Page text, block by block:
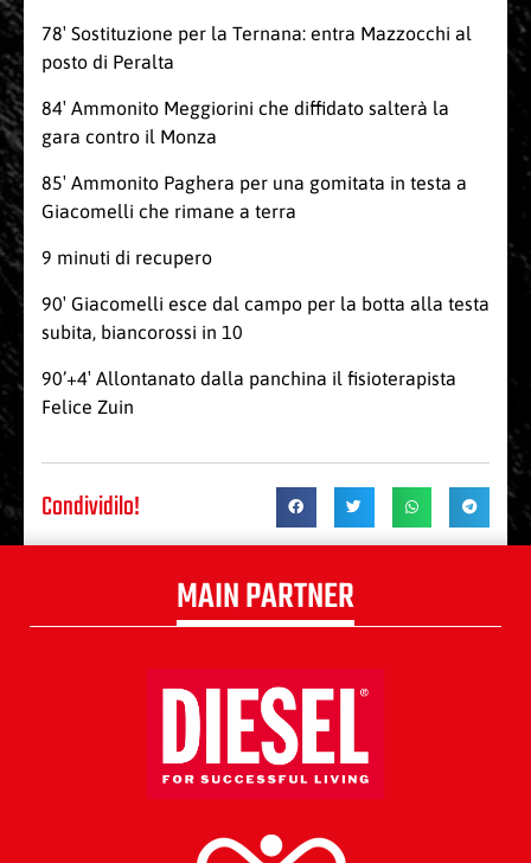
78′ Sostituzione per la Ternana: entra Mazzocchi al
posto di Peralta
84′ Ammonito Meggiorini che diffidato salterà la
gara contro il Monza
85′ Ammonito Paghera per una gomitata in testa a
Giacomelli che rimane a terra
9 minuti di recupero
90′ Giacomelli esce dal campo per la botta alla testa
subita, biancorossi in 10
90’+4′ Allontanato dalla panchina il fisioterapista
Felice Zuin
Condividilo!
MAIN PARTNER